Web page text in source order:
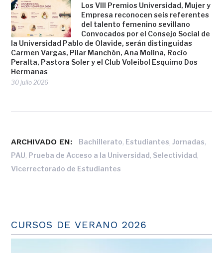
Los VIII Premios Universidad, Mujer y
Empresa reconocen seis referentes
del talento femenino sevillano
Convocados por el Consejo Social de
la Universidad Pablo de Olavide, serán distinguidas
Carmen Vargas, Pilar Manchón, Ana Molina, Rocío
Peralta, Pastora Soler y el Club Voleibol Esquimo Dos
Hermanas
30 julio 2026
ARCHIVADO EN: Bachillerato, Estudiantes,Jornadas,
PAU, Prueba de Acceso a la Universidad, Selectividad,
Vicerrectorado de Estudiantes
CURSOS DE VERANO 2026